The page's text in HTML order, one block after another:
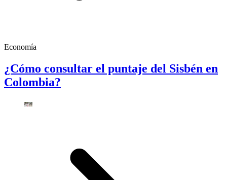
Economía
¿Cómo consultar el puntaje del Sisbén en
Colombia?